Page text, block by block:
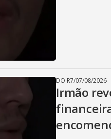
DO R7/07/08/2026
Irmão